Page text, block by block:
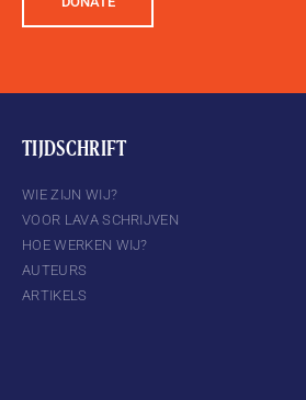
TIJDSCHRIFT
WIE ZIJN WIJ?
VOOR LAVA SCHRIJVEN
HOE WERKEN WIJ?
AUTEURS
ARTIKELS